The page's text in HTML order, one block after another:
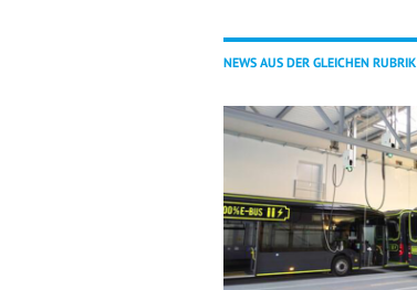
NEWS AUS DER GLEICHEN RUBRIK